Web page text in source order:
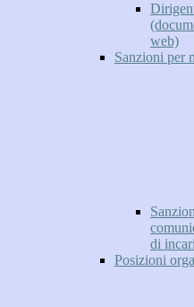
web)
Sanzioni per
di
Posizioni